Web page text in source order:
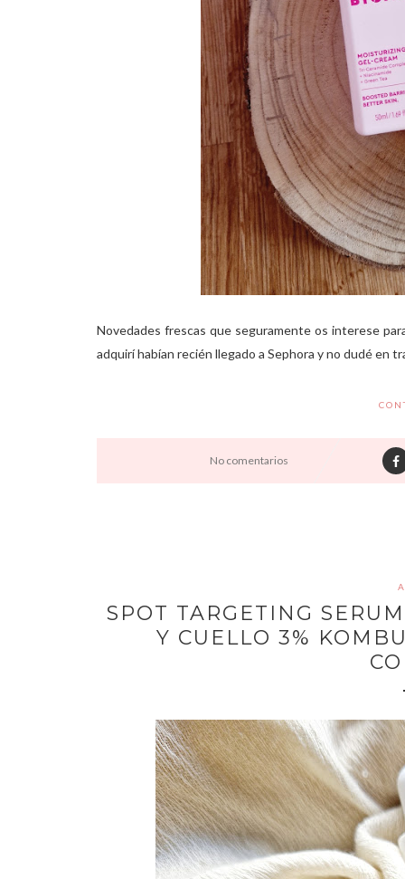
Novedades frescas que seguramente os interese
adquirí habían recién llegado a Sephora y no dudé en
No comentarios
SPOT TARGETING
Y CUELLO 3%